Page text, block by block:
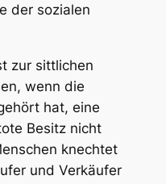
der sozialen
zur sittlichen
wenn die
hat, eine
Besitz nicht
knechtet
und Verkäufer